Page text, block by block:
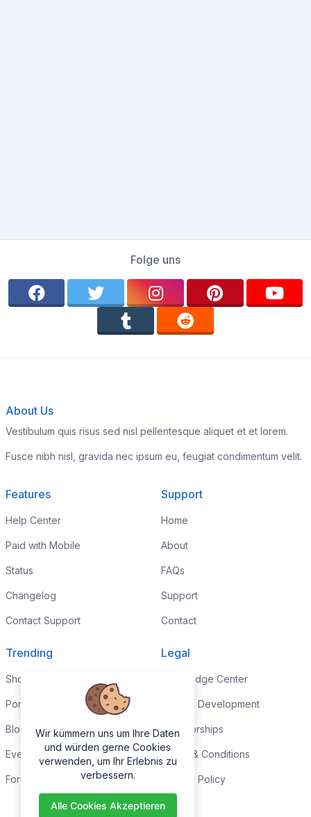
Folge uns
About Us
Vestibulum quis risus sed nisl pellentesque aliquet et et lorem.
Fusce nibh nisl, gravida nec ipsum eu, feugiat condimentum velit.
Features
Help Center
Paid with Mobile
Status
Changelog
Contact Support
Support
Home
About
FAQs
Support
Contact
Trending
Shop
Portfolio
Blog
Events
Forums
Legal
Knowledge Center
Custom Development
Sponsorships
Terms & Conditions
Privacy Policy
Wir kümmern uns um Ihre Daten
und würden gerne Cookies
verwenden, um Ihr Erlebnis zu
verbessern.
Alle Cookies Akzeptieren